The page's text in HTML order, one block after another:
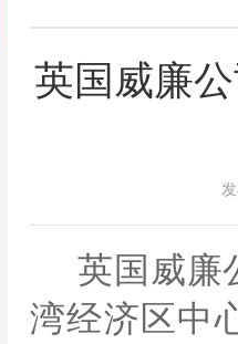
英国威廉
英国威廉
湾经济区中